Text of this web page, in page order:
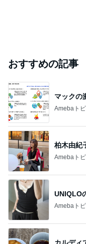
おすすめの記事
マックの
Amebaト
柏木由紀
Amebaト
UNIQLO
Amebaト
カルディ